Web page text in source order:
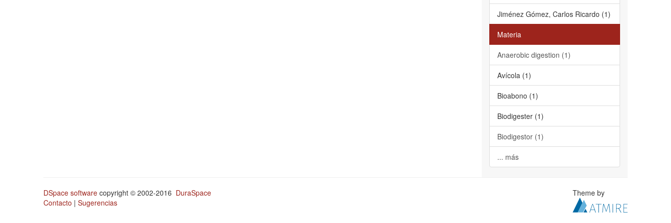
Jiménez Gómez, Carlos Ricardo (1)
Materia
Anaerobic digestion (1)
Avícola (1)
Bioabono (1)
Biodigester (1)
Biodigestor (1)
... más
DSpace software copyright © 2002-2016 DuraSpace
Contacto | Sugerencias
Theme by